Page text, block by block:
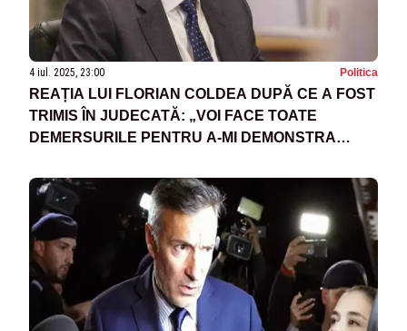
4 iul. 2025, 23:00 Politica
REAȚIA LUI FLORIAN COLDEA DUPĂ CE A FOST
TRIMIS ÎN JUDECATĂ: „VOI FACE TOATE
DEMERSURILE PENTRU A-MI DEMONSTRA